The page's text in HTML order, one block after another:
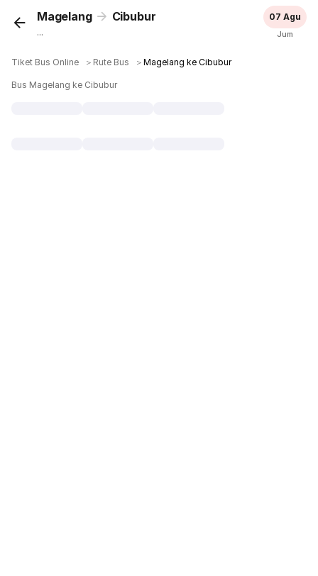
Magelang Cibubur
...
07 Agu
Jum
Tiket Bus Online ＞ Rute Bus ＞Magelang ke Cibubur
Bus Magelang ke Cibubur